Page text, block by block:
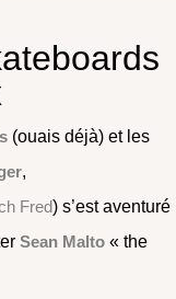
(ouais déjà) et les
,
Fred) s’est aventuré
Sean Malto « the